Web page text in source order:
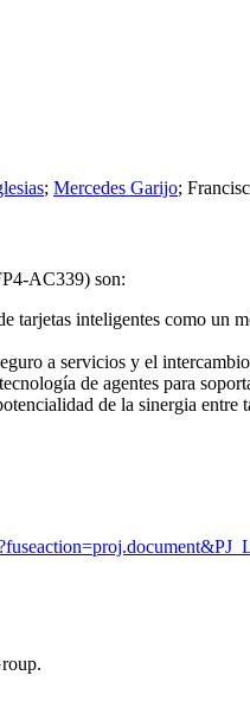
; Mercedes Garijo;
AC339) son:
tarjetas inteligentes como un
a servicios y el
de agentes para
de la sinergia